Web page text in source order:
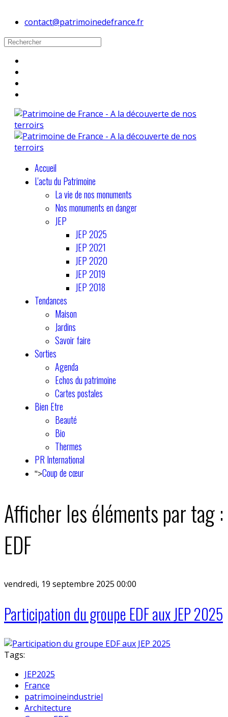
contact@patrimoinedefrance.fr
Accueil
L'actu du Patrimoine
La vie de nos monuments
Nos monuments en danger
JEP
JEP 2025
JEP 2021
JEP 2020
JEP 2019
JEP 2018
Tendances
Maison
Jardins
Savoir faire
Sorties
Agenda
Echos du patrimoine
Cartes postales
Bien Etre
Beauté
Bio
Thermes
PR International
">Coup de cœur
Afficher les éléments par tag :
EDF
vendredi, 19 septembre 2025 00:00
Participation du groupe EDF aux JEP 2025
Tags:
JEP2025
France
patrimoineindustriel
Architecture